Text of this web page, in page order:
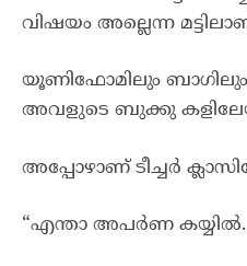
വിഷയം അല്ലെന്ന
യൂണിഫോമിലും ബാഗിലും
അവളുടെ ബുക്കു
അപ്പോഴാണ് ടീച്ചർ
“എന്താ അപർണ